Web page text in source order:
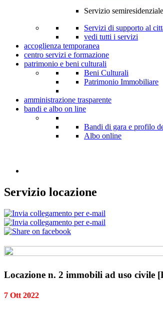
Servizio
Servizi di supporto al
vedi tutti i servizi
accoglienza temporanea
centro servizi e formazione
patrimonio e beni culturali
Beni Culturali
Patrimonio Immobiliare
amministrazione trasparente
bandi e albo on line
Bandi di gara e profilo
Albo online
Servizio locazione
Locazione n. 2 immobili ad uso civile
7 Ott 2022